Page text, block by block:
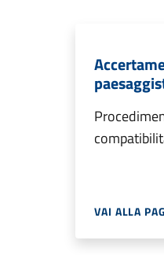
VAI ALLA